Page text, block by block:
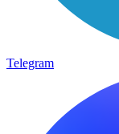
Telegram